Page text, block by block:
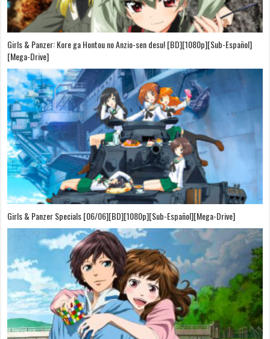
Girls & Panzer: Kore ga Hontou no Anzio-sen desu! [BD][1080p][Sub-Español]
[Mega-Drive]
Girls & Panzer Specials [06/06][BD][1080p][Sub-Español][Mega-Drive]